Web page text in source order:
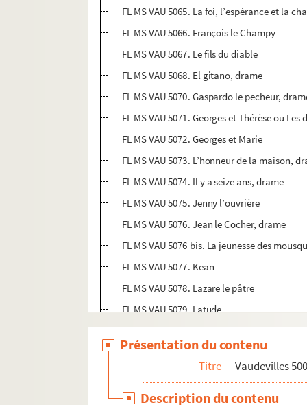
FL MS VAU 5065. La foi, l’espérance et la
FL MS VAU 5066. François le Champy
FL MS VAU 5067. Le fils du diable
FL MS VAU 5068. El gitano, drame
FL MS VAU 5070. Gaspardo le pecheur,
FL MS VAU 5071. Georges et Thérèse ou
FL MS VAU 5072. Georges et Marie
FL MS VAU 5073. L’honneur de la maison,
FL MS VAU 5074. Il y a seize ans, drame
FL MS VAU 5075. Jenny l’ouvrière
FL MS VAU 5076. Jean le Cocher, drame
FL MS VAU 5076 bis. La jeunesse des
FL MS VAU 5077. Kean
FL MS VAU 5078. Lazare le pâtre
FL MS VAU 5079. Latude
FL MS VAU 5080. Lucrèce Borgia
FL MS VAU 5081. Lord Surrey, drame en 5
FL MS VAU 5082. Le livre noir
FL MS VAU 5083. Léon, drame
Présentation du contenu
Titre Vaudevilles
Description du contenu